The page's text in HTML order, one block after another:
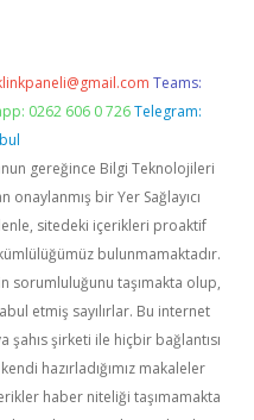
Teams:
0262 606 0 726 Telegram:
gereğince Bilgi Teknolojileri
onaylanmış bir Yer Sağlayıcı
sitedeki içerikleri proaktif
bulunmamaktadır.
sorumluluğunu taşımakta olup,
etmiş sayılırlar. Bu internet
şirketi ile hiçbir bağlantısı
hazırladığımız makaleler
haber niteliği taşımamakta